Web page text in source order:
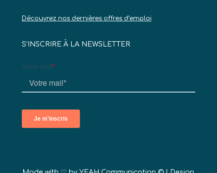
Découvrez nos dernières offres d’emploi
S’INSCRIRE À LA NEWSLETTER